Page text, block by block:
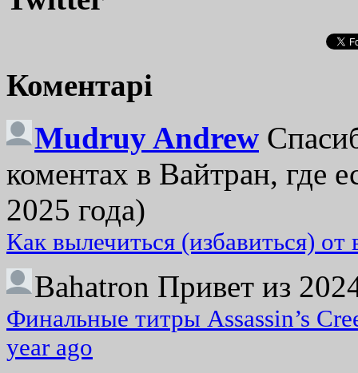
Коментарі
Mudruy Andrew
коментах в Вайтран, где
2025 года)
Как вылечиться (избавиться)
Bahatron Привет из
Финальные титры Assassin’s
year ago